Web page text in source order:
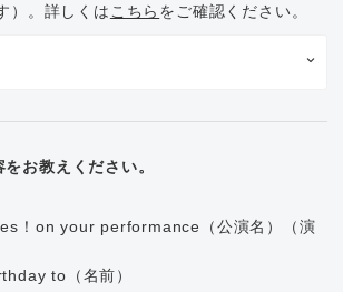
）。詳しくは こちら をご確認ください。
お教えください。
！on your performance（公演名）（演
to（名前）